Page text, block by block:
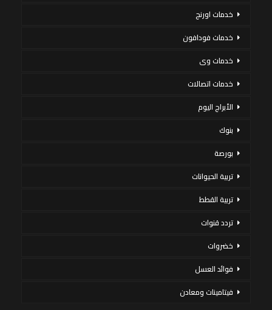
خدمات اورنج
خدمات فودافون
خدمات وى
خدمات اتصالات
الأبراج اليوم
بنوك
بورصة
تربية الحيوانات
تربية القطط
تردد قنوات
خضروات
فوائد العسل
فيتامينات ومعادن